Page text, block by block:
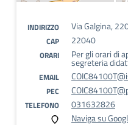
INDIRIZZO Via Galgina,
CAP 22040
ORARI Per gli orari di
segreteria
EMAIL
PEC
TELEFONO
031632826
Naviga su